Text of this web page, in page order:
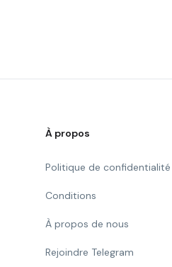
À propos
Politique de confidentialité
Conditions
À propos de nous
Rejoindre Telegram